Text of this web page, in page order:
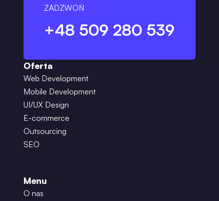
ZADZWOŃ
+48 509 280 539
Oferta
Web Development
Mobile Development
UI/UX Design
E-commerce
Outsourcing
SEO
Menu
O nas